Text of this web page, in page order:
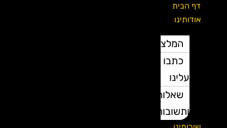
דף הבית
אודותינו
המלצות
כתבו
עלינו
שאלות
ותשובות